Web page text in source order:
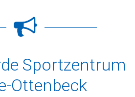
Sportzentrum
Ottenbeck